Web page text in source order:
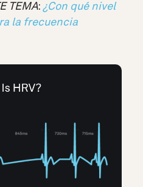
TEMA: ¿Con qué nivel
la frecuencia